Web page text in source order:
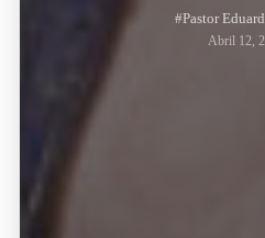
#Pastor
Abril 12,